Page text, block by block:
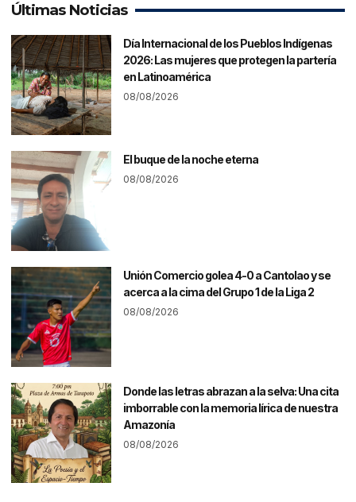
Últimas Noticias
Día Internacional de los Pueblos Indígenas
2026: Las mujeres que protegen la partería
en Latinoamérica
08/08/2026
El buque de la noche eterna
08/08/2026
Unión Comercio golea 4-0 a Cantolao y se
acerca a la cima del Grupo 1 de la Liga 2
08/08/2026
Donde las letras abrazan a la selva: Una cita
imborrable con la memoria lírica de nuestra
Amazonía
08/08/2026